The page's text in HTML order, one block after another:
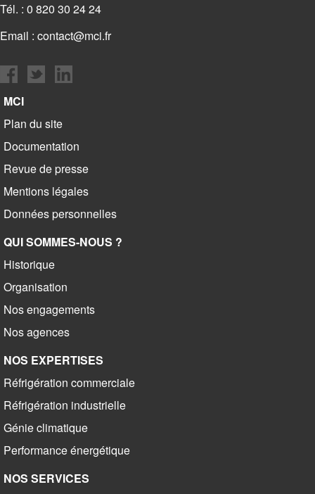
Tél. : 0 820 30 24 24
Email : contact@mci.fr
MCI
Plan du site
Documentation
Revue de presse
Mentions légales
Données personnelles
QUI SOMMES-NOUS ?
Historique
Organisation
Nos engagements
Nos agences
NOS EXPERTISES
Réfrigération commerciale
Réfrigération industrielle
Génie climatique
Performance énergétique
NOS SERVICES